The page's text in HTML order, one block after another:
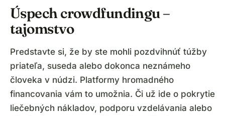
Úspech crowdfundingu –
tajomstvo
Predstavte si, že by ste mohli pozdvihnúť túžby
priateľa, suseda alebo dokonca neznámeho
človeka v núdzi. Platformy hromadného
financovania vám to umožnia. Či už ide o pokrytie
liečebných nákladov, podporu vzdelávania alebo